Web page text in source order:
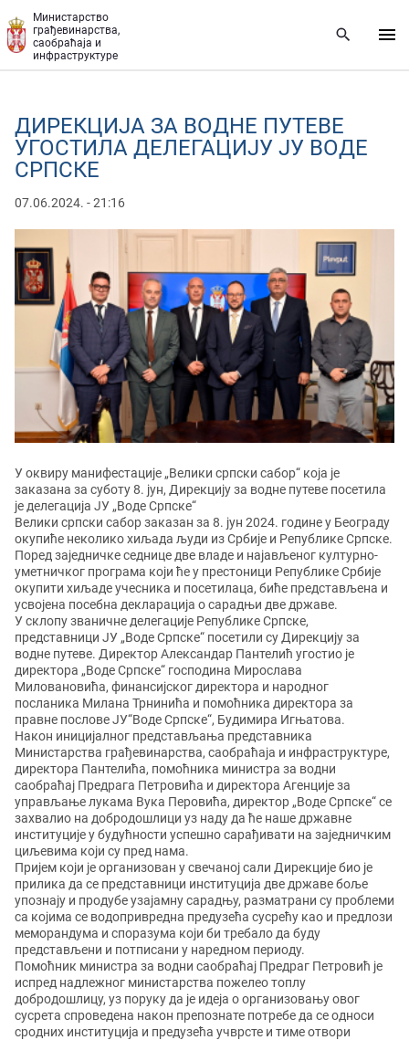
Министарство
грађевинарства,
саобраћаја и
инфраструктуре
ДИРЕКЦИЈА ЗА ВОДНЕ ПУТЕВЕ
УГОСТИЛА ДЕЛЕГАЦИЈУ ЈУ ВОДЕ
СРПСКЕ
07.06.2024. - 21:16
У оквиру манифестације „Велики српски сабор“ која је
заказана за суботу 8. јун, Дирекцију за водне путеве посетила
је делегација ЈУ „Воде Српске“
Велики српски сабор заказан за 8. јун 2024. године у Београду
окупиће неколико хиљада људи из Србије и Републике Српске.
Поред заједничке седнице две владе и најављеног културно-
уметничког програма који ће у престоници Републике Србије
окупити хиљаде учесника и посетилаца, биће представљена и
усвојена посебна декларација о сарадњи две државе.
У склопу званичне делегације Републике Српске,
представници ЈУ „Воде Српске“ посетили су Дирекцију за
водне путеве. Директор Александар Пантелић угостио је
директора „Воде Српске“ господина Мирослава
Миловановића, финансијског директора и народног
посланика Милана Трнинића и помоћника директора за
правне послове ЈУ“Воде Српске“, Будимира Игњатова.
Након иницијалног представљања представника
Министарства грађевинарства, саобраћаја и инфраструктуре,
директора Пантелића, помоћника министра за водни
саобраћај Предрага Петровића и директора Агенције за
управљање лукама Вука Перовића, директор „Воде Српске“ се
захвалио на добродошлици уз наду да ће наше државне
институције у будућности успешно сарађивати на заједничким
циљевима који су пред нама.
Пријем који је организован у свечаној сали Дирекције био је
прилика да се представници институција две државе боље
упознају и продубе узајамну сарадњу, разматрани су проблеми
са којима се водопривредна предузећа сусрећу као и предлози
меморандума и споразума који би требало да буду
представљени и потписани у наредном периоду.
Помоћник министра за водни саобраћај Предраг Петровић је
испред надлежног министарства пожелео топлу
добродошлицу, уз поруку да је идеја о организовању овог
сусрета спроведена након препознате потребе да се односи
сродних институција и предузећа учврсте и тиме отвори